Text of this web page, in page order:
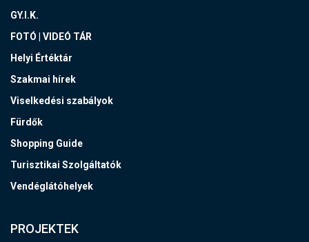
GY.I.K.
FOTÓ | VIDEÓ TÁR
Helyi Értéktár
Szakmai hírek
Viselkedési szabályok
Fürdők
Shopping Guide
Turisztikai Szolgáltatók
Vendéglátóhelyek
PROJEKTEK